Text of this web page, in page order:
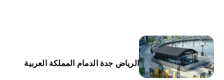
الرياض جدة الدمام المملكة العربية